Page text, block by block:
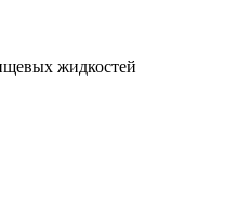
жидкостей